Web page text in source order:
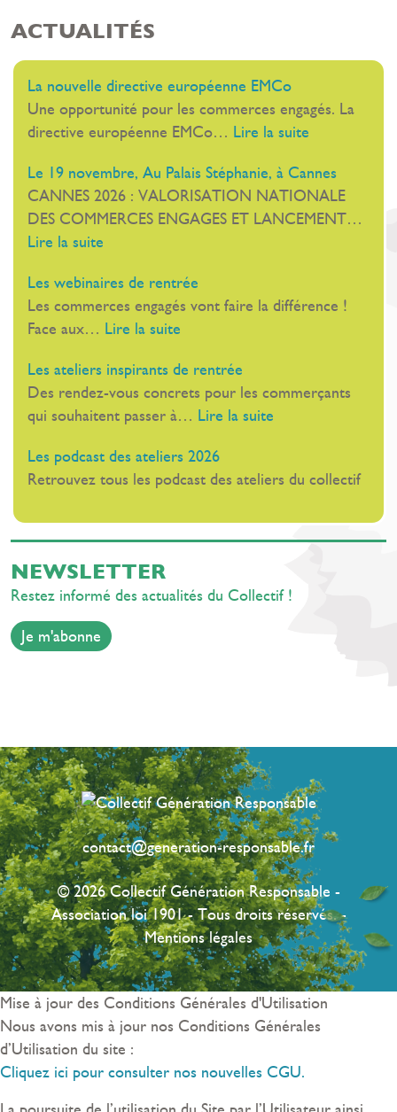
ACTUALITÉS
La nouvelle directive européenne EMCo
Une opportunité pour les commerces engagés. La
directive européenne EMCo… Lire la suite
nouvelle
directive
européenne
Le 19 novembre, Au Palais Stéphanie, à Cannes
CANNES 2026 : VALORISATION NATIONALE
DES COMMERCES ENGAGES ET LANCEMENT…
Lire la suite
19
novembre,
Au
Stéphanie,
à
Cannes
Les webinaires de rentrée
Les commerces engagés vont faire la différence !
Face aux… Lire la suite
webinaires
de
rentrée
Les ateliers inspirants de rentrée
Des rendez-vous concrets pour les commerçants
qui souhaitent passer à… Lire la suite
inspirants
Les podcast des ateliers 2026
Retrouvez tous les podcast des ateliers du collectif
NEWSLETTER
Restez informé des actualités du Collectif !
Je m'abonne
contact@generation-responsable.fr
© 2026 Collectif Génération Responsable -
Association loi 1901 - Tous droits réservés. -
Mentions légales
Mise à jour des Conditions Générales d'Utilisation
Nous avons mis à jour nos Conditions Générales
d’Utilisation du site :
Cliquez ici pour consulter nos nouvelles CGU.